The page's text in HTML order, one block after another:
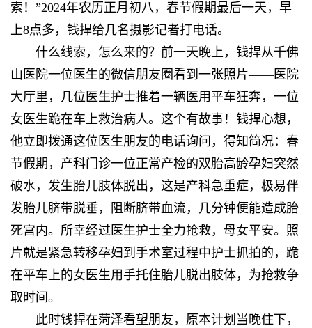
索！”2024年农历正月初八，春节假期最后一天，早
上8点多，钱捍给几名摄影记者打电话。
什么线索，怎么来的？前一天晚上，钱捍从千佛
山医院一位医生的微信朋友圈看到一张照片——医院
大厅里，几位医生护士推着一辆医用平车狂奔，一位
女医生跪在车上救治病人。这个有故事！钱捍心想，
他立即拨通这位医生朋友的电话询问，得知简况：春
节假期，产科门诊一位正常产检的双胎高龄孕妇突然
破水，发生胎儿肢体脱出，这是产科急重症，极易伴
发胎儿脐带脱垂，阻断脐带血流，几分钟便能造成胎
死宫内。所幸经过医生护士全力抢救，母女平安。照
片就是紧急转移孕妇到手术室过程中护士抓拍的，跪
在平车上的女医生用手托住胎儿脱出肢体，为抢救争
取时间。
此时钱捍在菏泽看望朋友，原本计划当晚住下，